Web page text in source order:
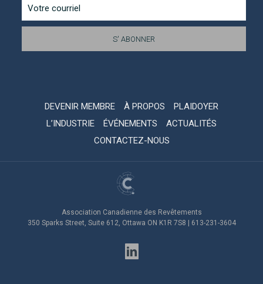
DEVENIR MEMBRE À PROPOS
PLAIDOYER
L’INDUSTRIE
ÉVÉNEMENTS
ACTUALITÉS
CONTACTEZ-NOUS
Association Canadienne des Revêtements
350 Sparks Street, Suite 612, Ottawa ON K1R 7S8 | 613-231-3604